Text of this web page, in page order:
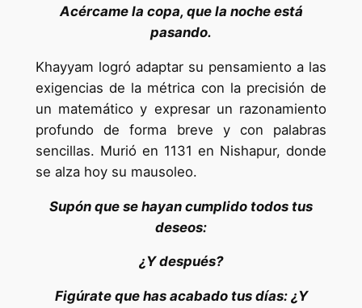
Acércame la copa, que la noche está
pasando.
Khayyam logró adaptar su pensamiento a las
exigencias de la métrica con la precisión de
un matemático y expresar un razonamiento
profundo de forma breve y con palabras
sencillas. Murió en 1131 en Nishapur, donde
se alza hoy su mausoleo.
Supón que se hayan cumplido todos tus
deseos:
¿Y después?
Figúrate que has acabado tus días: ¿Y